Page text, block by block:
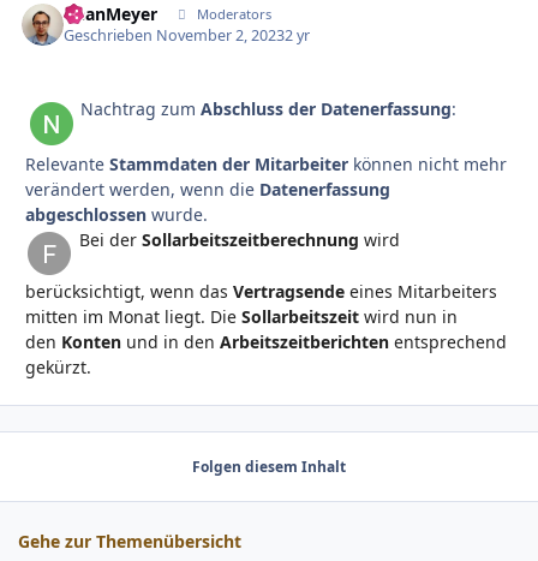
DeanMeyer Moderators
Geschrieben November 2, 20232 yr
Nachtrag zum Abschluss der Datenerfassung:
Relevante Stammdaten der Mitarbeiter können nicht mehr
verändert werden, wenn die Datenerfassung
abgeschlossen wurde.
Bei der Sollarbeitszeitberechnung wird
berücksichtigt, wenn das Vertragsende eines Mitarbeiters
mitten im Monat liegt. Die Sollarbeitszeit wird nun in
den Konten und in den Arbeitszeitberichten entsprechend
gekürzt.
Folgen diesem Inhalt
Gehe zur Themenübersicht